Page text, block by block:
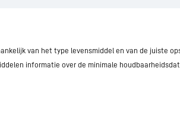
van het type levensmiddel en van de juiste
informatie over de minimale